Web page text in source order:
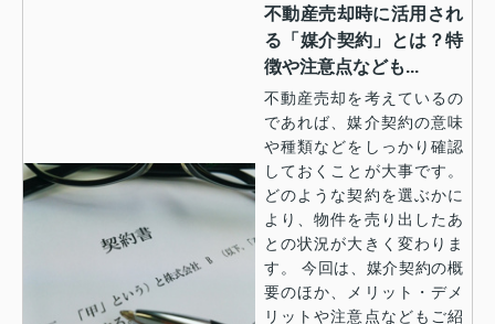
不動産売却時に活用され
る「媒介契約」とは？特
徴や注意点なども...
不動産売却を考えているの
であれば、媒介契約の意味
や種類などをしっかり確認
しておくことが大事です。
どのような契約を選ぶかに
より、物件を売り出したあ
との状況が大きく変わりま
す。 今回は、媒介契約の概
要のほか、メリット・デメ
リットや注意点などもご紹